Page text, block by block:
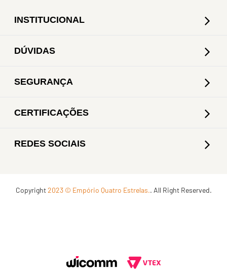
INSTITUCIONAL
DÚVIDAS
SEGURANÇA
CERTIFICAÇÕES
REDES SOCIAIS
Copyright2023 © Empório Quatro Estrelas.. All Right Reserved.